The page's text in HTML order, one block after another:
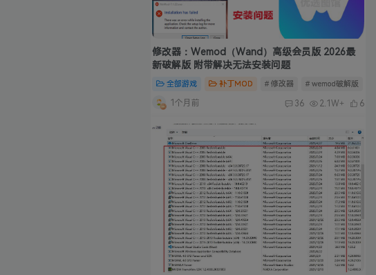
修改器：Wemod（Wand）高级会员版 2026最
新破解版 附带解决无法安装问题
全部游戏 补丁MOD # 修改器 # wemod破解版
1个月前 36 2.1W+ 6